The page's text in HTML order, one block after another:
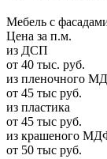
Мебель с
Цена за п.м.
из ДСП
от 40 тыс. руб.
из пленочного
от 45 тыс руб.
из пластика
от 45 тыс руб.
из крашеного
от 50 тыс руб.